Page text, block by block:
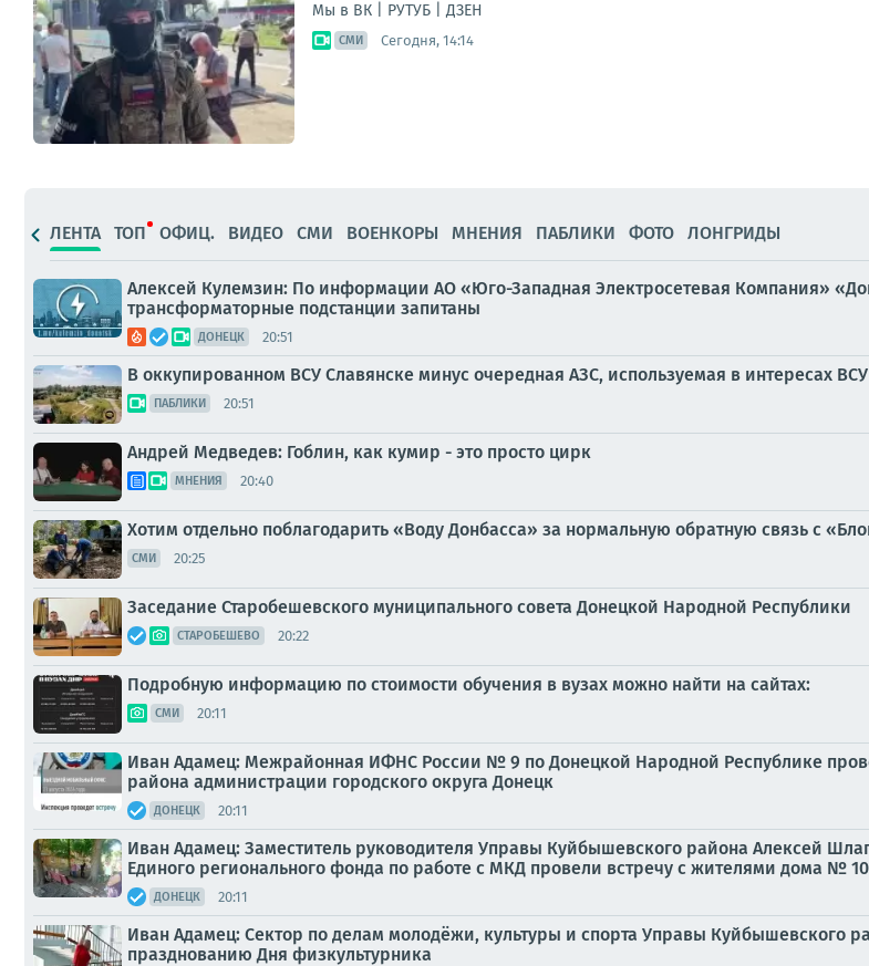
Мы в ВК | РУТУБ | ДЗЕН
СМИ Сегодня, 14:14
ЛЕНТА ТОП ОФИЦ. ВИДЕО СМИ ВОЕНКОРЫ МНЕНИЯ ПАБЛИКИ ФОТО ЛОНГРИДЫ
Алексей Кулемзин: По информации АО «Юго-Западная Электросетевая Компания»
трансформаторные подстанции запитаны
ДОНЕЦК 20:51
В оккупированном ВСУ Славянске минус очередная АЗС, используемая в интересах ВСУ
ПАБЛИКИ 20:51
Андрей Медведев: Гоблин, как кумир - это просто цирк
МНЕНИЯ 20:40
Хотим отдельно поблагодарить «Воду Донбасса» за нормальную обратную связь с
СМИ 20:25
Заседание Старобешевского муниципального совета Донецкой Народной Республики
СТАРОБЕШЕВО 20:22
Подробную информацию по стоимости обучения в вузах можно найти на сайтах:
СМИ 20:11
Иван Адамец: Межрайонная ИФНС России № 9 по Донецкой Народной Республике
района администрации городского округа Донецк
ДОНЕЦК 20:11
Иван Адамец: Заместитель руководителя Управы Куйбышевского района Алексей
Единого регионального фонда по работе с МКД провели встречу с жителями дома №
ДОНЕЦК 20:11
Иван Адамец: Сектор по делам молодёжи, культуры и спорта Управы Куйбышевского
празднованию Дня физкультурника